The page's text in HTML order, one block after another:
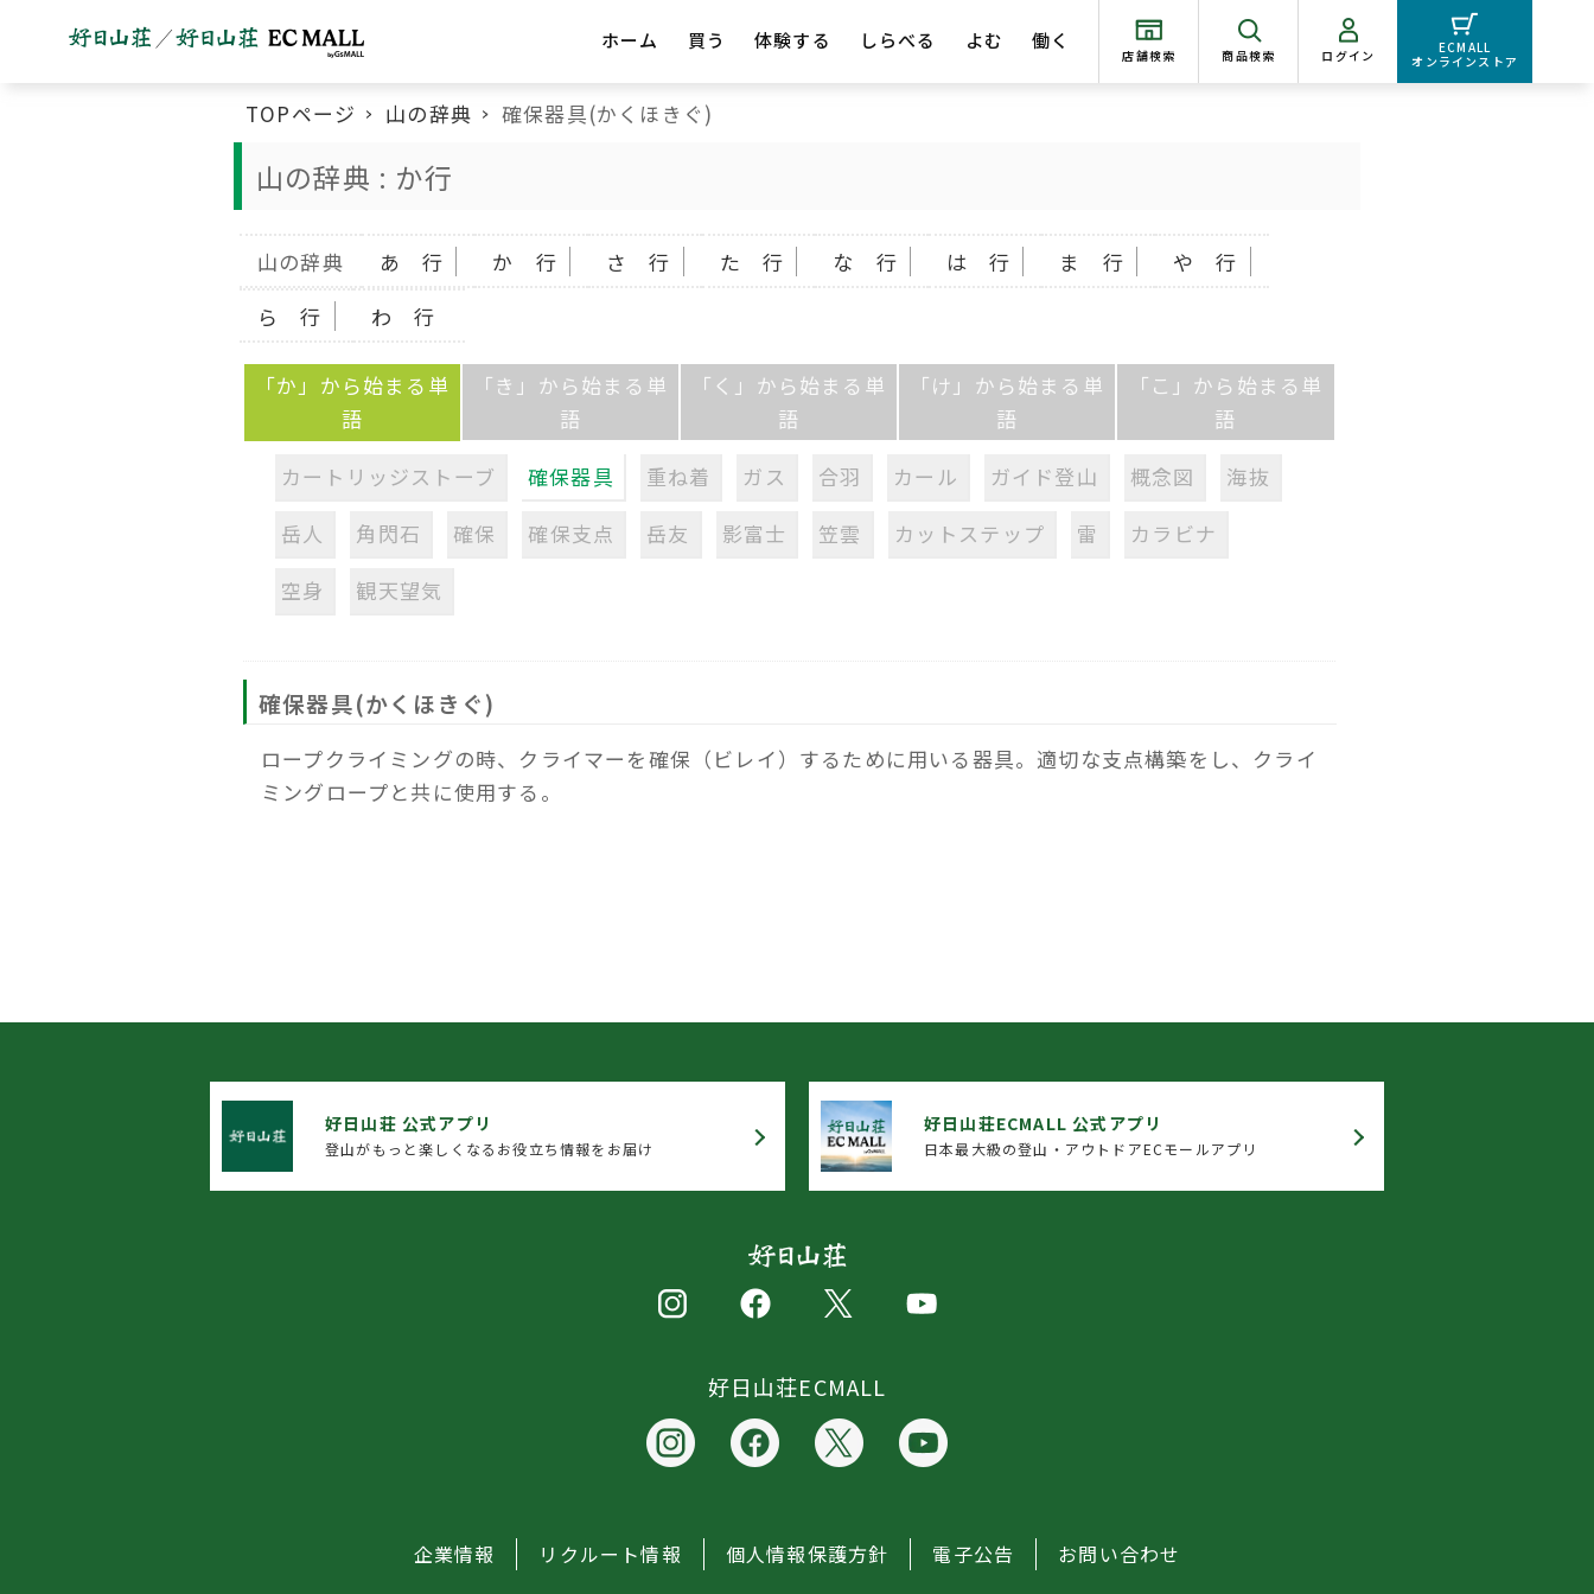
ホーム 買う 体験する しらべる よむ 働く
店舗検索 商品検索 ログイン
ECMALL
オンラインストア
TOPページ 山の辞典 確保器具(かくほきぐ)
山の辞典 : か行
山の辞典 あ 行 か 行 さ 行 た 行 な 行 は 行 ま 行
や 行
ら 行
わ 行
「か」から始まる単
語
「き」から始まる単
語
「く」から始まる単
語
「け」から始まる単
語
「こ」から始まる単
語
カートリッジストーブ
確保器具 重ね着 ガス 合羽 カール ガイド登山 概念図
海抜
岳人
角閃石 確保 確保支点 岳友 影富士 笠雲 カットステップ 雷
カラビナ
空身
観天望気
確保器具(かくほきぐ)
ロープクライミングの時、クライマーを確保（ビレイ）するために用いる器具。適切な支点構築をし、クライ
ミングロープと共に使用する。
好日山荘 公式アプリ
登山がもっと楽しくなるお役立ち情報をお届け
好日山荘ECMALL 公式アプリ
日本最大級の登山・アウトドアECモールアプリ
好日山荘ECMALL
企業情報 リクルート情報 個人情報保護方針 電子公告 お問い合わせ